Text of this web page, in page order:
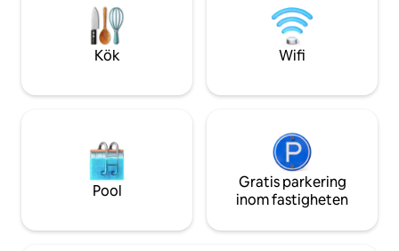
från Golf de Montchanin och Beaune.
€ 2 nätter 300 EUR
😉
Kök Wifi
Pool
Gratis parkering
inom fastigheten